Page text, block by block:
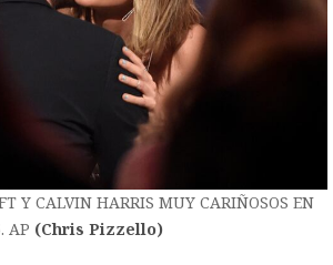
Y CALVIN HARRIS MUY CARIÑOSOS EN
AP (Chris Pizzello)